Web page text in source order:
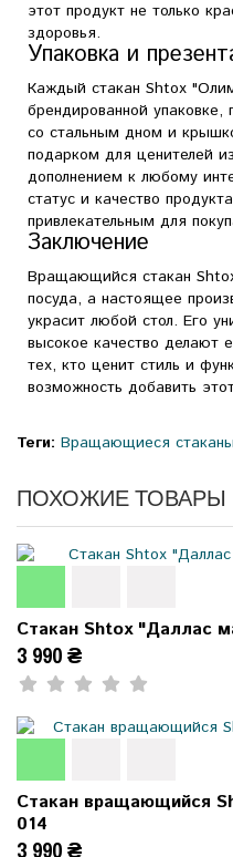
этот продукт не только
здоровья.
Упаковка и
Каждый стакан Shtox
брендированной
со стальным дном и
подарком для ценителей
дополнением к любому
статус и качество
привлекательным для
Заключение
Вращающийся стакан
посуда, а настоящее
украсит любой стол. Его
высокое качество делают
тех, кто ценит стиль и
возможность добавить
Теги: Вращающиеся
ПОХОЖИЕ ТОВАРЫ
Стакан Shtox "Даллас
3 990 ₴
Стакан вращающийся
014
3 990 ₴